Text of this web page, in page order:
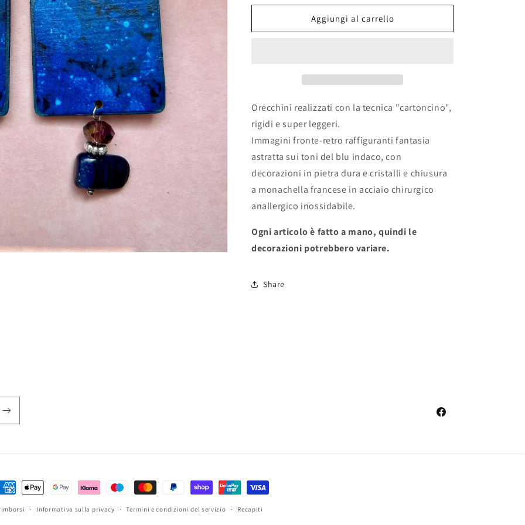
per
&quot;FANTASIA
per
Orecchini
&quot;FANTASIA
Aggiungi al carrello
Orecchini realizzati con la tecnica "cartoncino",
rigidi e super leggeri.
Immagini fronte-retro raffiguranti fantasia
astratta sui toni del blu indaco, con
decorazioni in pietra dura e cristalli e chiusura
a monachella francese in acciaio chirurgico
anallergico inossidabile.
Ogni articolo è fatto a mano, quindi le
decorazioni potrebbero variare.
Share
Facebook
Informativa sulla privacy Termini e condizioni del servizio Recapiti